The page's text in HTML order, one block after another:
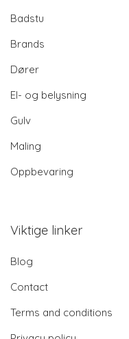
Badstu
Brands
Dører
El- og belysning
Gulv
Maling
Oppbevaring
Viktige linker
Blog
Contact
Terms and conditions